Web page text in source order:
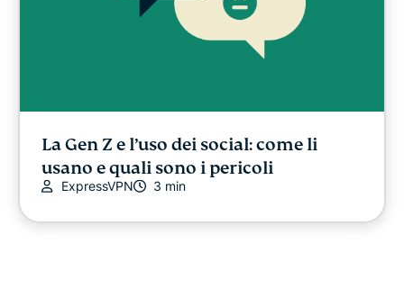
La Gen Z e l’uso dei social: come li
usano e quali sono i pericoli
ExpressVPN 3 min